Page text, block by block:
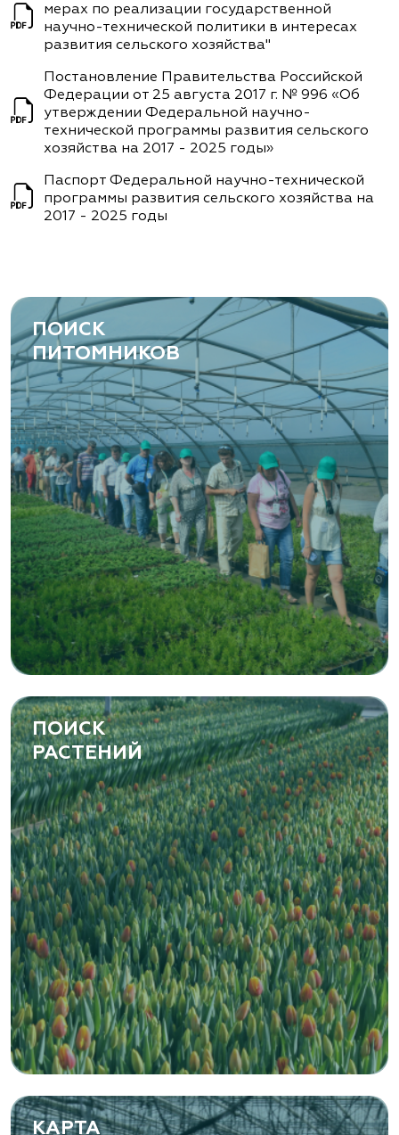
мерах по реализации государственной
научно-технической политики в интересах
развития сельского хозяйства"
Постановление Правительства Российской
Федерации от 25 августа 2017 г. № 996 «Об
утверждении Федеральной научно-
технической программы развития сельского
хозяйства на 2017 - 2025 годы»
Паспорт Федеральной научно-технической
программы развития сельского хозяйства на
2017 - 2025 годы
ПОИСК
ПИТОМНИКОВ
ПОИСК
РАСТЕНИЙ
КАРТА